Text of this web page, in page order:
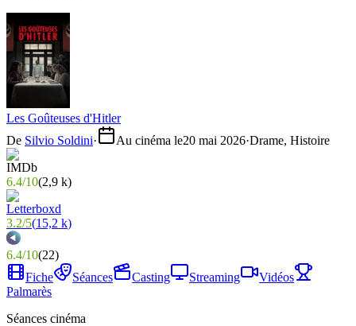
Les Goûteuses d'Hitler
De Silvio Soldini· Au cinéma le20 mai 2026·Drame, Histoire
6.4/10(2,9 k)
3.2/5(15,2 k)
6.4/10(22)
Fiche
Séances Casting Streaming
Vidéos
Palmarès
Séances cinéma